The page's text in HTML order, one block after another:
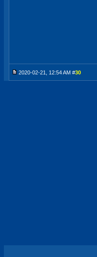
2020-02-21, 12:54 AM #30